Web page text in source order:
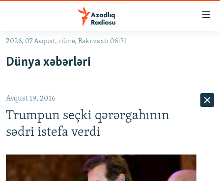
Əsas
qayıt
qayıt
Axtarışa
#İZAHLA
#ƏSLINDƏ
FƏRQƏ BAX
ARAŞDIRMA
MULTIMEDIA
2026, 07 Avqust, cümə, Bakı vaxtı 06:31
Dünya xəbərləri
Avqust 19, 2016
Trumpun seçki qərərgahının
sədri istefa verdi